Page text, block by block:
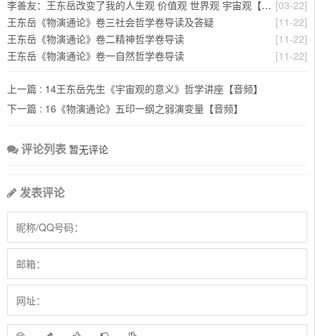
[03-22]
李善友：王东岳改变了我的人生观 价值观 世界观 宇宙观【视频】
[11-22]
王东岳《物演通论》卷三社会哲学卷导读及答疑
[11-22]
王东岳《物演通论》卷二精神哲学卷导读
[11-22]
王东岳《物演通论》卷一自然哲学卷导读
上一篇 : 14王东岳先生《宇宙观的意义》哲学讲座【音频】
下一篇 : 16《物演通论》五印一纲之弱演变量【音频】
评论列表 暂无评论
发表评论